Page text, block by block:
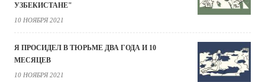
УЗБЕКИСТАНЕ"
10 НОЯБРЯ 2021
Я ПРОСИДЕЛ В ТЮРЬМЕ ДВА ГОДА И 10
МЕСЯЦЕВ
10 НОЯБРЯ 2021